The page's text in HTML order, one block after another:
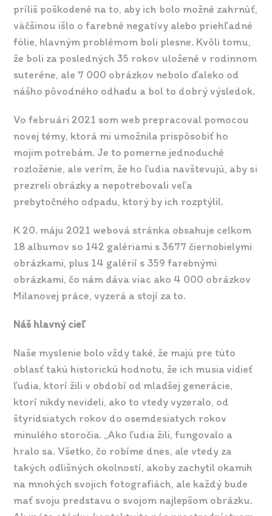
príliš poškodené na to, aby ich bolo možné zahrnúť,
väčšinou išlo o farebné negatívy alebo priehľadné
fólie, hlavným problémom boli plesne. Kvôli tomu,
že boli za posledných 35 rokov uložené v rodinnom
suteréne, ale 7 000 obrázkov nebolo ďaleko od
nášho pôvodného odhadu a bol to dobrý výsledok.
Vo februári 2021 som web prepracoval pomocou
novej témy, ktorá mi umožnila prispôsobiť ho
mojim potrebám. Je to pomerne jednoduché
rozloženie, ale verím, že ho ľudia navštevujú, aby si
prezreli obrázky a nepotrebovali veľa
prebytočného odpadu, ktorý by ich rozptýlil.
K 20. máju 2021 webová stránka obsahuje celkom
18 albumov so 142 galériami s 3677 čiernobielymi
obrázkami, plus 14 galérií s 359 farebnými
obrázkami, čo nám dáva viac ako 4 000 obrázkov
Milanovej práce, vyzerá a stojí za to.
Náš hlavný cieľ
Naše myslenie bolo vždy také, že majú pre túto
oblasť takú historickú hodnotu, že ich musia vidieť
ľudia, ktorí žili v období od mladšej generácie,
ktorí nikdy nevideli, ako to vtedy vyzeralo, od
štyridsiatych rokov do osemdesiatych rokov
minulého storočia. „Ako ľudia žili, fungovalo a
hralo sa. Všetko, čo robíme dnes, ale vtedy za
takých odlišných okolností, akoby zachytil okamih
na mnohých svojich fotografiách, ale každý bude
mať svoju predstavu o svojom najlepšom obrázku.